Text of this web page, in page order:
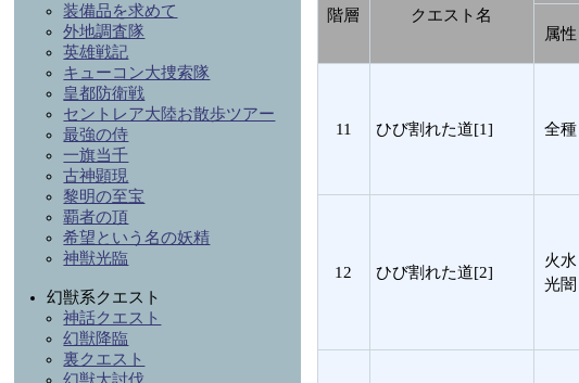
階層 クエスト名
属性
11 ひび割れた道[1] 全種
12 ひび割れた道[2]
火水
光闇
装備品を求めて
外地調査隊
英雄戦記
キューコン大捜索隊
皇都防衛戦
セントレア大陸お散歩ツアー
最強の侍
一旗当千
古神顕現
黎明の至宝
覇者の頂
希望という名の妖精
神獣光臨
幻獣系クエスト
神話クエスト
幻獣降臨
裏クエスト